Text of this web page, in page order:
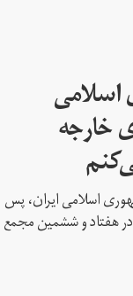
اسلامی
خارجه
اسلامی ایران، پس
هفتاد و ششمین مجمع